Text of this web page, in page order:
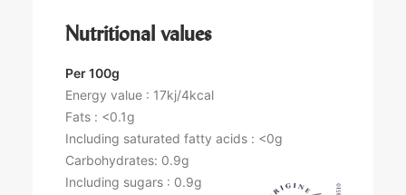
Nutritional values
Per 100g
Energy value : 17kj/4kcal
Fats : <0.1g
Including saturated fatty acids : <0g
Carbohydrates: 0.9g
Including sugars : 0.9g